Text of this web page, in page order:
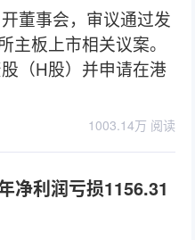
董事会，审议通过发
主板上市相关议案。
（H股）并申请在港
1003.14万 阅读
净利润亏损1156.31